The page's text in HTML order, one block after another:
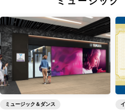
ミュージック＆ダンス